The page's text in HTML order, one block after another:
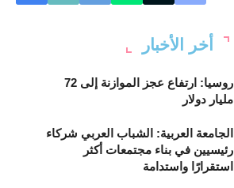
أخر الأخبار
روسيا: ارتفاع عجز الموازنة إلى 72
مليار دولار
الجامعة العربية: الشباب العربي شركاء
رئيسيين في بناء مجتمعات أكثر
استقرارًا واستدامة